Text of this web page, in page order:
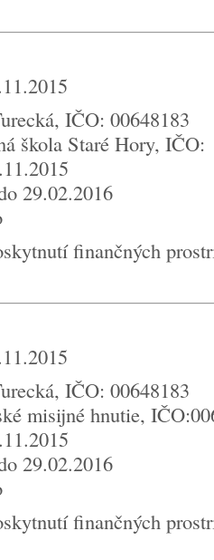
IČO: 00648183
škola Staré Hory, IČO:
29.02.2016
finančných
IČO: 00648183
misijné hnutie,
29.02.2016
finančných